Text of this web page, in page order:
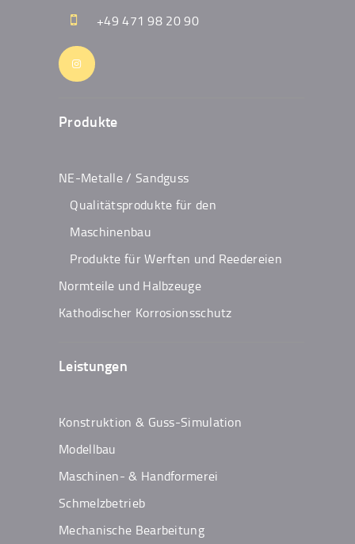
+49 471 98 20 90
Produkte
NE-Metalle / Sandguss
Qualitätsprodukte für den
Maschinenbau
Produkte für Werften und Reedereien
Normteile und Halbzeuge
Kathodischer Korrosionsschutz
Leistungen
Konstruktion & Guss-Simulation
Modellbau
Maschinen- & Handformerei
Schmelzbetrieb
Mechanische Bearbeitung